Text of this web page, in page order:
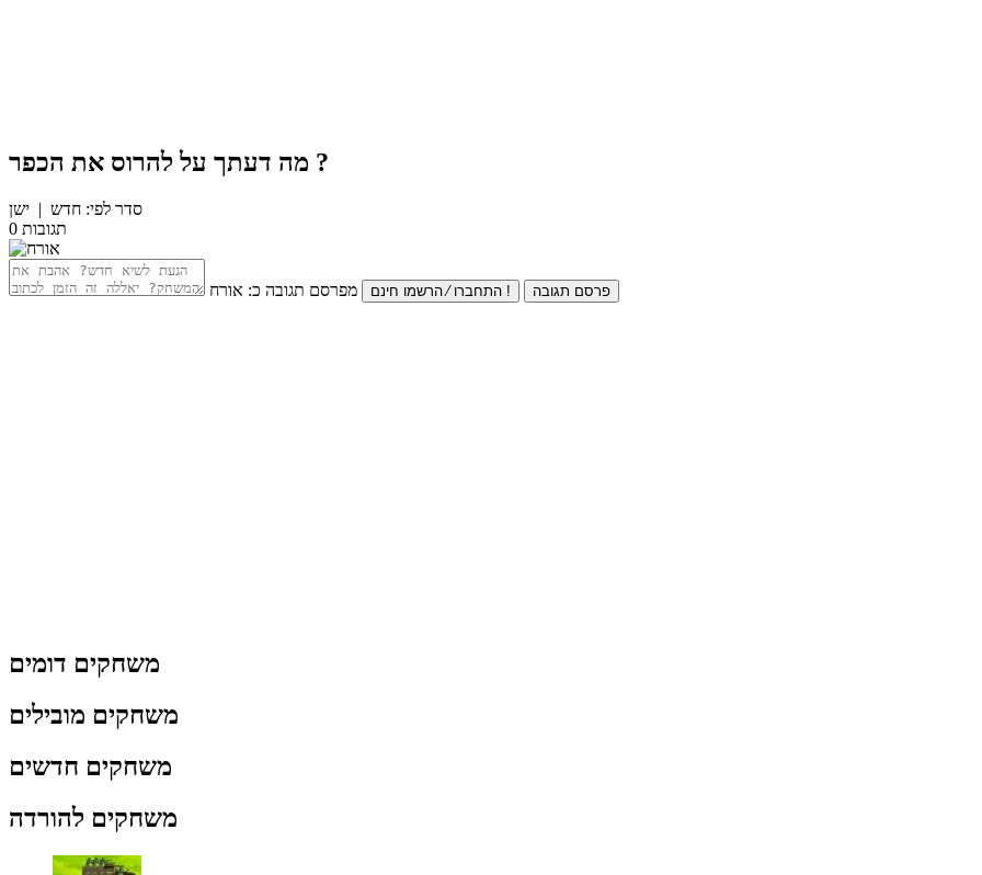
מה דעתך על להרוס את הכפר ?
סדר לפי: חדש | ישן
0 תגובות
מפרסם תגובה כ: אורח התחברו ⁄ הרשמו חינם ! פרסם תגובה
משחקים דומים
משחקים מובילים
משחקים חדשים
משחקים להורדה